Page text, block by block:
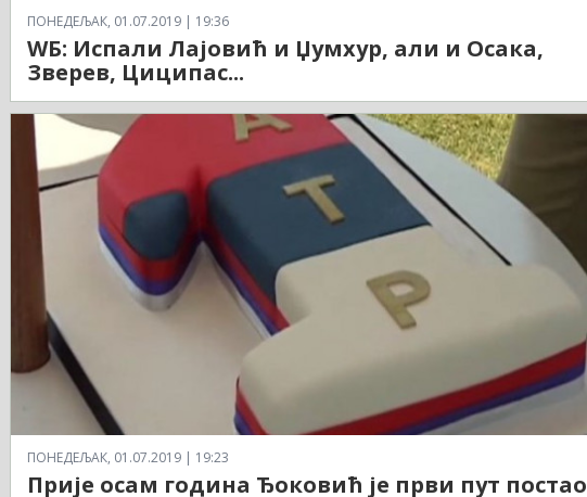
ПОНЕДЕЉАК, 01.07.2019 | 19:36
WБ: Испали Лајовић и Џумхур, али и Осака,
Зверев, Циципас...
ПОНЕДЕЉАК, 01.07.2019 | 19:23
Прије осам година Ђоковић је први пут постао